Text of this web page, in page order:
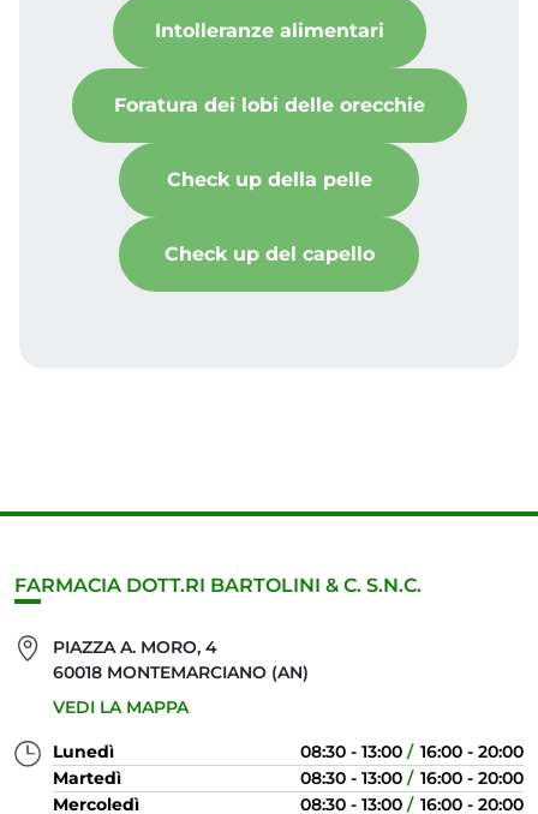
Intolleranze alimentari
Foratura dei lobi delle orecchie
Check up della pelle
Check up del capello
FARMACIA DOTT.RI BARTOLINI & C. S.N.C.
PIAZZA A. MORO, 4
60018 MONTEMARCIANO (AN)
VEDI LA MAPPA
Lunedì 08:30 - 13:00
16:00 - 20:00
Martedì
08:30 - 13:00
16:00 - 20:00
Mercoledì
08:30 - 13:00 16:00 - 20:00